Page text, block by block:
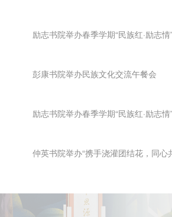
励志书院举办春季学期“民族红·励志
彭康书院举办民族文化交流午餐会
励志书院举办春季学期“民族红·励志
仲英书院举办“携手浇灌团结花，同心